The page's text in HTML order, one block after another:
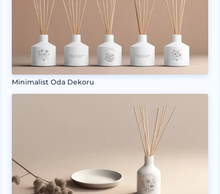
Minimalist Oda Dekoru